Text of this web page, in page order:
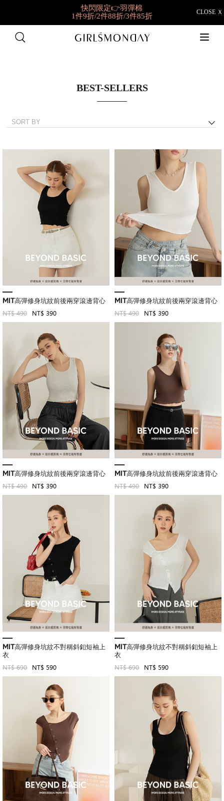
CLOSE Ｘ
快閃限定👉羽彈棉
1件9折/2件88折/3件85折
好穿到想包色
BRATOP任選2件NT698
BEST-SELLERS
MIT高彈修身坑紋前後兩穿滾邊背心
NT$ 490 NT$ 390
MIT高彈修身坑紋前後兩穿滾邊背心
NT$ 490 NT$ 390
MIT高彈修身坑紋前後兩穿滾邊背心
NT$ 490 NT$ 390
MIT高彈修身坑紋前後兩穿滾邊背心
NT$ 490 NT$ 390
MIT高彈修身坑紋不對稱斜釦短袖上
衣
NT$ 690 NT$ 590
MIT高彈修身坑紋不對稱斜釦短袖上
衣
NT$ 690 NT$ 590